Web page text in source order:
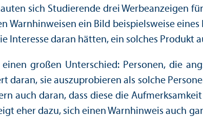
sich Studierende drei Werbeanzeigen
Warnhinweisen ein Bild beispielsweise
Interesse daran hätten, ein solches Produkt
einen großen Unter­schied: Personen, die
sie auszuprobieren als solche
auch daran, dass diese die
eher dazu, sich einen Warnhinweis auch